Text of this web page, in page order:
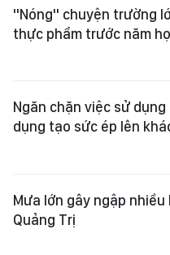
"Nóng" chuyện trường
thực phẩm trước năm
Ngăn chặn việc sử
dụng tạo sức ép lên
Mưa lớn gây ngập nhiều
Quảng Trị